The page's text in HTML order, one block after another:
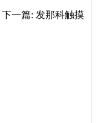
下一篇: 发那科触摸